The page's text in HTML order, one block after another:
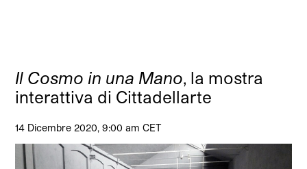
Il Cosmo in una Mano, la mostra
interattiva di Cittadellarte
14 Dicembre 2020, 9:00 am CET